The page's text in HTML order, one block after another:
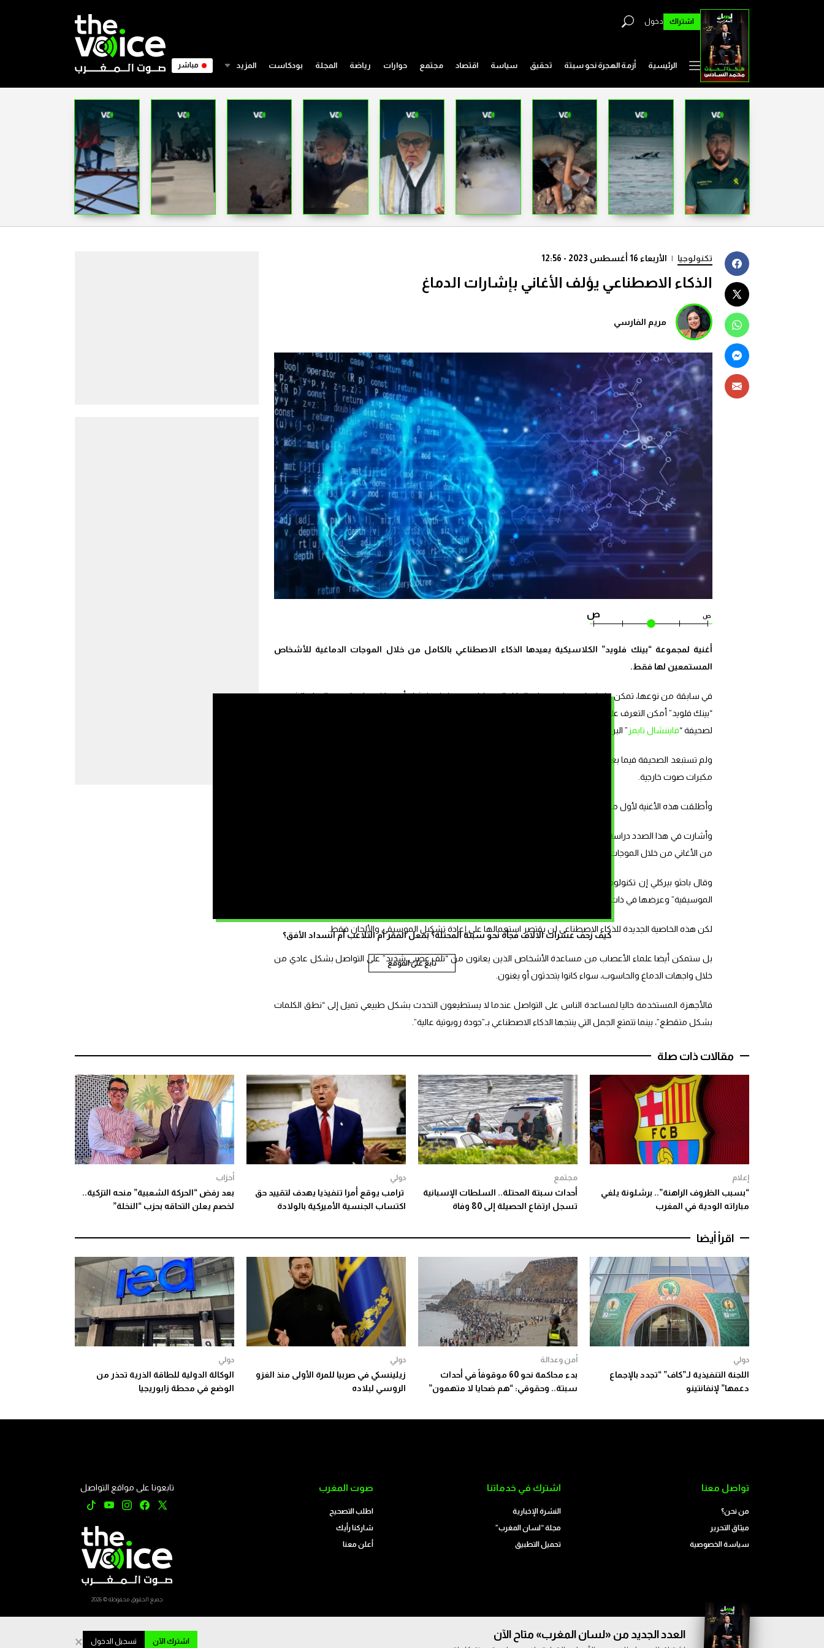
اشتراك دخول
الرئيسية أزمة الهجرة نحو سبتة تحقيق سياسة اقتصاد مجتمع حوارات رياضة المجلة بودكاست المزيد مباشر
كيف زحف عشرات الالاف فجأة نحو سبتة المحتلة؟ بفعل الفقر أم التلاعب أم انسداد الأفق؟
تابع على الموقع
تكنولوجيا | الأربعاء 16 أغسطس 2023 - 12:56
الذكاء الاصطناعي يؤلف الأغاني بإشارات الدماغ
مريم الفارسي
ص ص
أغنية لمجموعة “بينك فلويد” الكلاسيكية يعيدها الذكاء الاصطناعي بالكامل من خلال الموجات الدماغية للأشخاص
المستمعين لها فقط.
في سابقة من نوعها، تمكن علماء باستخدام تقنيات الذكاء الاصطناعي من إعادة إنشاء أغنية كلاسيكية لفرقة الروك الشهيرة
“بينك فلويد” أمكن التعرف عليها وإعادة تشكيلها من خلال الإشارات العصبية لمخ الأشخاص الذين يستمعون إليها. وفق تقرير
لصحيفة “فايننشال تايمز ” البريطانية.
ولم تستبعد الصحيفة فيما بعد إمكانية تخيل الموسيقى أو تأليفها، ونقل المعلومات الموسيقية من أجل سماعها مباشرة عبر
مكبرات صوت خارجية.
وأطلقت هذه الأغنية لأول مرة في مختبر علم الأعصاب بجامعة كاليفورنيا “بيركلي”.
وأشارت في هذا الصدد دراسة نشرتها مجلة “
من الأغاني من خلال الموجات الدماغية فقط”.
وقال باحثو بيركلي إن تكنولوجيا قراءة الدماغ يمكن أن تمتد إلى أبعد من ذلك بكثير إلى درجة قد تصل حد “فك تشفير الأفكار
الموسيقية” وعرضها في ذات الوقت.
لكن هذه الخاصية الجديدة للذكاء الاصطناعي لن يقتصر استعمالها على إعادة تشكيل الموسيقى والألحان فقط.
بل ستمكن أيضا علماء الأعصاب من مساعدة الأشخاص الذين يعانون من “تلف عصبي شديد” على التواصل بشكل عادي من
خلال واجهات الدماغ والحاسوب، سواء كانوا يتحدثون أو يغنون.
فالأجهزة المستخدمة حاليا لمساعدة الناس على التواصل عندما لا يستطيعون التحدث بشكل طبيعي تميل إلى “نطق الكلمات
بشكل متقطع”، بينما تتمتع الجمل التي ينتجها الذكاء الاصطناعي بـ”جودة روبوتية عالية”.
مقالات ذات صلة
إعلام
“بسبب الظروف الراهنة”.. برشلونة يلغي
مباراته الودية في المغرب
مجتمع
أحداث سبتة المحتلة.. السلطات الإسبانية
تسجل ارتفاع الحصيلة إلى 80 وفاة
دولي
ترامب يوقع أمرا تنفيذيا يهدف لتقييد حق
اكتساب الجنسية الأميركية بالولادة
أحزاب
بعد رفض “الحركة الشعبية” منحه التزكية..
لخصم يعلن التحاقه بحزب “النخلة”
اقرأ أيضا
دولي
اللجنة التنفيذية لـ”كاف” “تجدد بالإجماع
دعمها” لإنفانتينو
أمن وعدالة
بدء محاكمة نحو 60 موقوفاً في أحداث
سبتة.. وحقوقي: “هم ضحايا لا متهمون”
دولي
زيلينسكي في صربيا للمرة الأولى منذ الغزو
الروسي لبلاده
دولي
الوكالة الدولية للطاقة الذرية تحذر من
الوضع في محطة زابوريجيا
العدد الجديد من «لسان المغرب» متاح الآن
اشترك الآن تسجيل الدخول ×
تواصل معنا
من نحن؟
ميثاق التحرير
سياسة الخصوصية
اشترك في خدماتنا
النشرة الإخبارية
مجلة “لسان المغرب”
تحميل التطبيق
صوت المغرب
اطلب التصحيح
شاركنا رأيك
أعلن معنا
تابعونا على مواقع التواصل
جميع الحقوق محفوظة © 2026